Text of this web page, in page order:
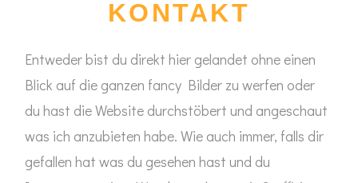
KONTAKT
Entweder bist du direkt hier gelandet ohne einen
Blick auf die ganzen fancy Bilder zu werfen oder
du hast die Website durchstöbert und angeschaut
was ich anzubieten habe. Wie auch immer, falls dir
gefallen hat was du gesehen hast und du